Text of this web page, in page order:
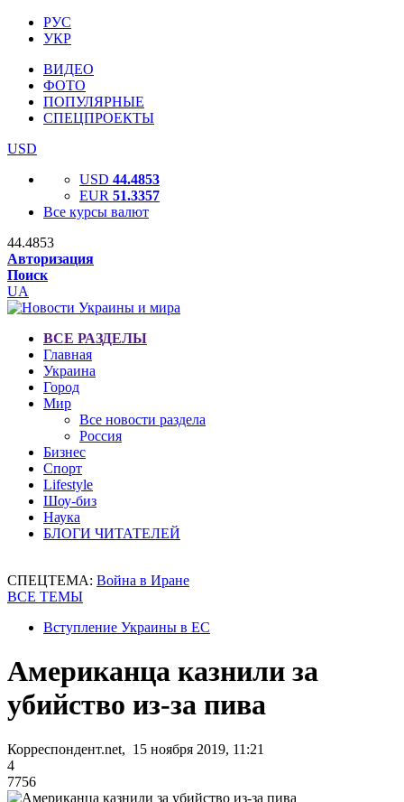
РУС
УКР
ВИДЕО
ФОТО
ПОПУЛЯРНЫЕ
СПЕЦПРОЕКТЫ
USD
USD 44.4853
EUR 51.3357
Все курсы валют
44.4853
Авторизация
Поиск
UA
ВСЕ РАЗДЕЛЫ
Главная
Украина
Город
Мир
Все новости раздела
Россия
Бизнес
Спорт
Lifestyle
Шоу-биз
Наука
БЛОГИ ЧИТАТЕЛЕЙ
СПЕЦТЕМА: Война в Иране
ВСЕ ТЕМЫ
Вступление Украины в ЕС
Американца казнили за
убийство из-за пива
Корреспондент.net, 15 ноября 2019, 11:21
4
7756